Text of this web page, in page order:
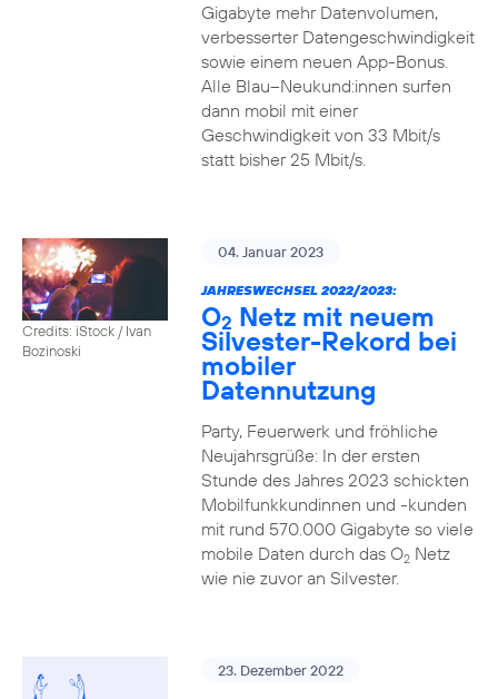
Gigabyte mehr Datenvolumen,
verbesserter Datengeschwindigkeit
sowie einem neuen App-Bonus.
Alle Blau–Neukund:innen surfen
dann mobil mit einer
Geschwindigkeit von 33 Mbit/s
statt bisher 25 Mbit/s.
Credits: iStock / Ivan
Bozinoski
04. Januar 2023
JAHRESWECHSEL 2022/2023:
O2 Netz mit neuem
Silvester-Rekord bei
mobiler
Datennutzung
Party, Feuerwerk und fröhliche
Neujahrsgrüße: In der ersten
Stunde des Jahres 2023 schickten
Mobilfunkkundinnen und -kunden
mit rund 570.000 Gigabyte so viele
mobile Daten durch das O2Netz
wie nie zuvor an Silvester.
23. Dezember 2022